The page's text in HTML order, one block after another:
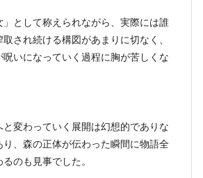
として称えられながら、実際には誰
され続ける構図があまりに切なく、
いになっていく過程に胸が苦しくな
変わっていく展開は幻想的でありな
、森の正体が伝わった瞬間に物語全
のも見事でした。